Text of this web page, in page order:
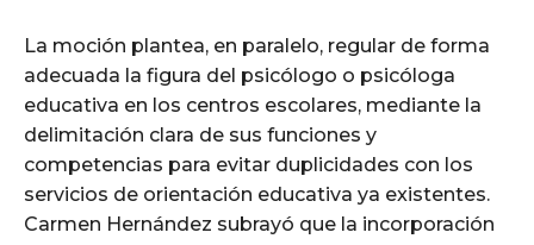
La moción plantea, en paralelo, regular de forma
adecuada la figura del psicólogo o psicóloga
educativa en los centros escolares, mediante la
delimitación clara de sus funciones y
competencias para evitar duplicidades con los
servicios de orientación educativa ya existentes.
Carmen Hernández subrayó que la incorporación